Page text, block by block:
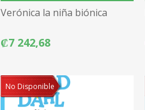
Verónica la niña biónica
₡7 242,68
No Disponible